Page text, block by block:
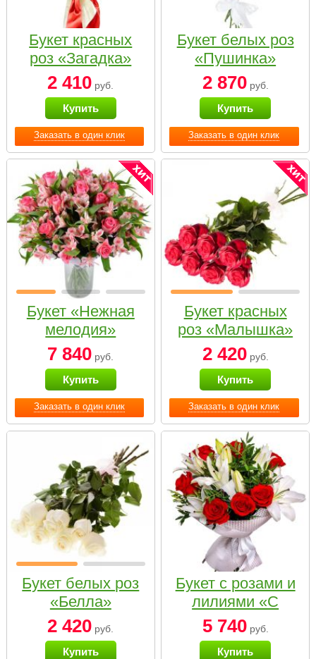
Заказать в один клик
Букет красных
роз «Загадка»
2 410 руб.
Купить
Заказать в один клик
Букет белых роз
«Пушинка»
2 870руб.
Купить
Заказать в один клик
Букет «Нежная
мелодия»
7 840 руб.
Купить
Заказать в один клик
Букет красных
роз «Малышка»
2 420руб.
Купить
Букет белых роз
«Белла»
2 420 руб.
Купить
Букет с розами и
лилиями «С
наилучшими
пожеланиями»
5 740руб.
Купить